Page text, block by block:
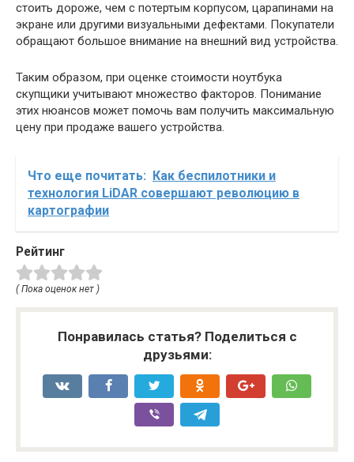
стоить дороже, чем с потертым корпусом, царапинами на
экране или другими визуальными дефектами. Покупатели
обращают большое внимание на внешний вид устройства.
Таким образом, при оценке стоимости ноутбука
скупщики учитывают множество факторов. Понимание
этих нюансов может помочь вам получить максимальную
цену при продаже вашего устройства.
Что еще почитать:
Как беспилотники и
технология LiDAR совершают революцию в
картографии
Рейтинг
( Пока оценок нет )
Понравилась статья? Поделиться с
друзьями: